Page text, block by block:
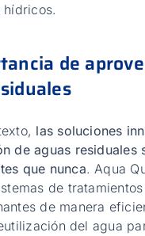
hídricos.
de
las soluciones
de aguas residuales
que nunca. Aqua
de
de manera
del agua